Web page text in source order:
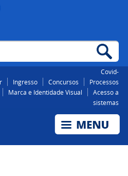
Covid-
Ingresso Concursos
Processos
Marca e Identidade Visual
Acesso a
sistemas